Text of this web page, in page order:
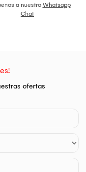
a nuestro Whatsapp
Chat
ofertas